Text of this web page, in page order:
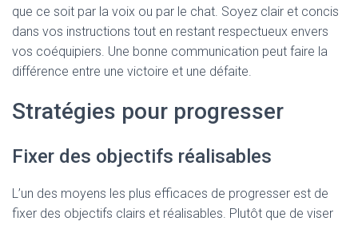
que ce soit par la voix ou par le chat. Soyez clair et concis
dans vos instructions tout en restant respectueux envers
vos coéquipiers. Une bonne communication peut faire la
différence entre une victoire et une défaite.
Stratégies pour progresser
Fixer des objectifs réalisables
L’un des moyens les plus efficaces de progresser est de
fixer des objectifs clairs et réalisables. Plutôt que de viser